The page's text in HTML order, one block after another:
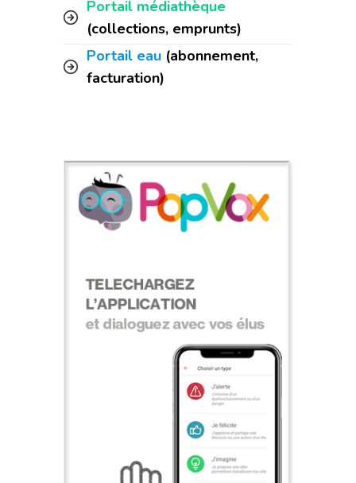
Portail médiathèque
(collections, emprunts)
Portail eau (abonnement,
facturation)